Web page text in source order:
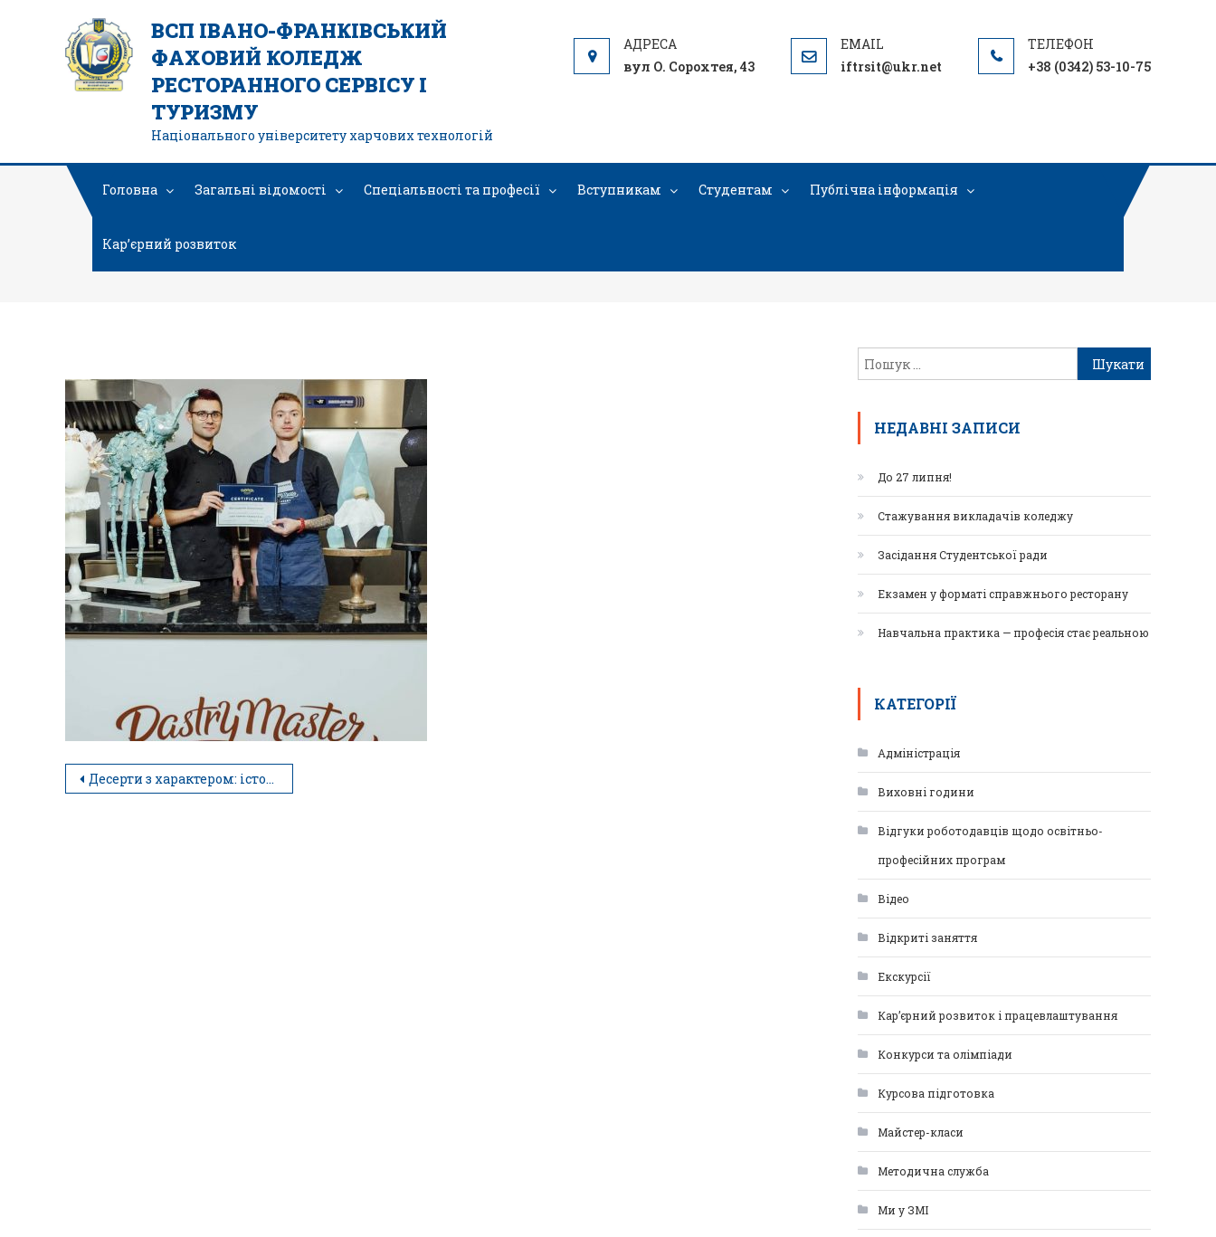
ВСП ІВАНО-ФРАНКІВСЬКИЙ
ФАХОВИЙ КОЛЕДЖ
РЕСТОРАННОГО СЕРВІСУ І
ТУРИЗМУ
Національного університету харчових технологій
вул О. Сорохтея, 43 iftrsit@ukr.net +38 (0342) 53-10-75
Головна Загальні відомості Спеціальності та професії Вступникам Студентам Публічна інформація
Кар’єрний розвиток
Десерти з характером: історія, яка надихає
НЕДАВНІ ЗАПИСИ
До 27 липня!
Стажування викладачів коледжу
Засідання Студентської ради
Екзамен у форматі справжнього ресторану
Навчальна практика — професія стає реальною
КАТЕГОРІЇ
Адміністрація
Виховні години
Відгуки роботодавців щодо освітньо-
професійних програм
Відео
Відкриті заняття
Екскурсії
Кар’єрний розвиток і працевлаштування
Конкурси та олімпіади
Курсова підготовка
Майстер-класи
Методична служба
Ми у ЗМІ